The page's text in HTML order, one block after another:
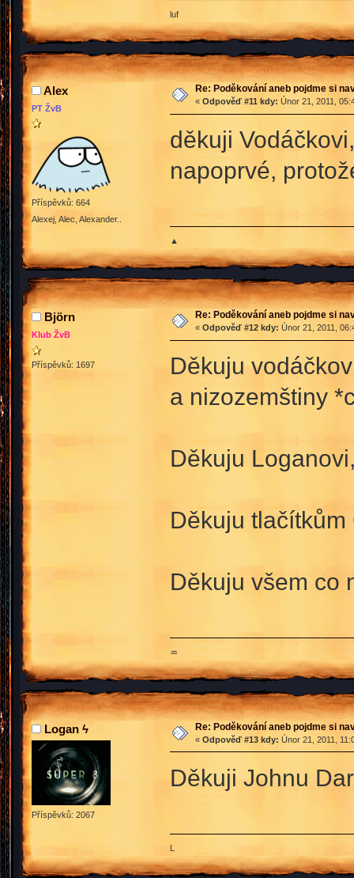
luf
Alex
PT ŽvB
Příspěvků: 664
Alexej, Alec, Alexander..
Re: Poděkování aneb pojdme si
« Odpověď #11 kdy: Únor 21, 2011,
děkuji
napoprvé,
▲
Björn
Klub ŽvB
Příspěvků: 1697
Re: Poděkování aneb pojdme si
« Odpověď #12 kdy: Únor 21, 2011,
Děkuju
a nizozemštiny
Děkuju
Děkuju
Děkuju všem co
♒
Logan ϟ
Příspěvků: 2067
Re: Poděkování aneb pojdme si
« Odpověď #13 kdy: Únor 21, 2011,
Děkuji Johnu
L